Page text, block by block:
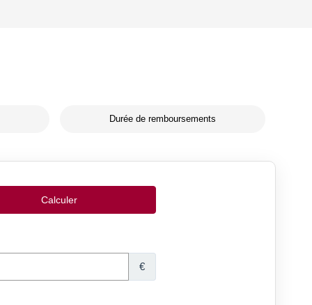
Durée de remboursements